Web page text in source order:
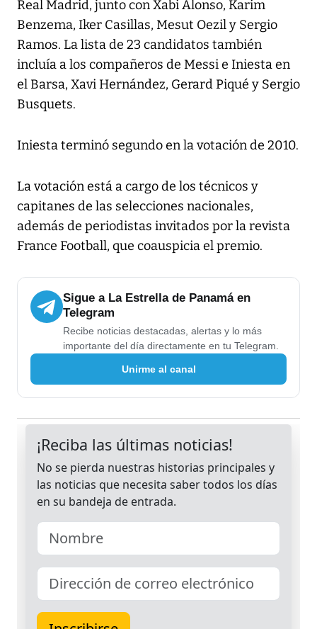
Real Madrid, junto con Xabi Alonso, Karim
Benzema, Iker Casillas, Mesut Oezil y Sergio
Ramos. La lista de 23 candidatos también
incluía a los compañeros de Messi e Iniesta en
el Barsa, Xavi Hernández, Gerard Piqué y Sergio
Busquets.
Iniesta terminó segundo en la votación de 2010.
La votación está a cargo de los técnicos y
capitanes de las selecciones nacionales,
además de periodistas invitados por la revista
France Football, que coauspicia el premio.
Sigue a La Estrella de Panamá en
Telegram
Recibe noticias destacadas, alertas y lo más
importante del día directamente en tu Telegram.
Unirme al canal